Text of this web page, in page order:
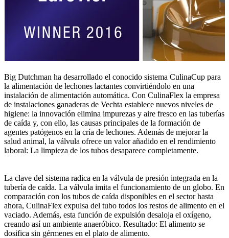
Big Dutchman ha desarrollado el conocido sistema CulinaCup para
la alimentación de lechones lactantes convirtiéndolo en una
instalación de alimentación automática. Con CulinaFlex la empresa
de instalaciones ganaderas de Vechta establece nuevos niveles de
higiene: la innovación elimina impurezas y aire fresco en las tuberías
de caída y, con ello, las causas principales de la formación de
agentes patógenos en la cría de lechones. Además de mejorar la
salud animal, la válvula ofrece un valor añadido en el rendimiento
laboral: La limpieza de los tubos desaparece completamente.
La clave del sistema radica en la válvula de presión integrada en la
tubería de caída. La válvula imita el funcionamiento de un globo. En
comparación con los tubos de caída disponibles en el sector hasta
ahora, CulinaFlex expulsa del tubo todos los restos de alimento en el
vaciado. Además, esta función de expulsión desaloja el oxígeno,
creando así un ambiente anaeróbico. Resultado: El alimento se
dosifica sin gérmenes en el plato de alimento.